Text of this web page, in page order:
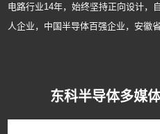
电路行业14年，始终坚持正向设计，
人企业，中国半导体百强企业，安徽
东科半导体多媒